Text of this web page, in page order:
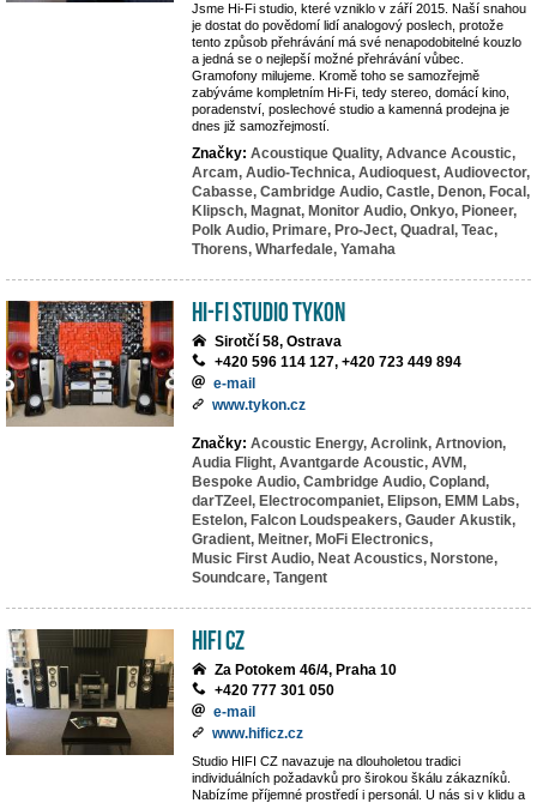
Jsme Hi-Fi studio, které vzniklo v září 2015. Naší snahou
je dostat do povědomí lidí analogový poslech, protože
tento způsob přehrávání má své nenapodobitelné kouzlo
a jedná se o nejlepší možné přehrávání vůbec.
Gramofony milujeme. Kromě toho se samozřejmě
zabýváme kompletním Hi-Fi, tedy stereo, domácí kino,
poradenství, poslechové studio a kamenná prodejna je
dnes již samozřejmostí.
Značky: Acoustique Quality, Advance Acoustic,
Arcam, Audio-Technica, Audioquest, Audiovector,
Cabasse, Cambridge Audio, Castle, Denon, Focal,
Klipsch, Magnat, Monitor Audio, Onkyo, Pioneer,
Polk Audio, Primare, Pro-Ject, Quadral, Teac,
Thorens, Wharfedale, Yamaha
HI-FI studio TYKON
Sirotčí 58, Ostrava
+420 596 114 127, +420 723 449 894
e-mail
www.tykon.cz
Značky: Acoustic Energy, Acrolink, Artnovion,
Audia Flight, Avantgarde Acoustic, AVM,
Bespoke Audio, Cambridge Audio, Copland,
darTZeel, Electrocompaniet, Elipson, EMM Labs,
Estelon, Falcon Loudspeakers, Gauder Akustik,
Gradient, Meitner, MoFi Electronics,
Music First Audio, Neat Acoustics, Norstone,
Soundcare, Tangent
HIFI CZ
Za Potokem 46/4, Praha 10
+420 777 301 050
e-mail
www.hificz.cz
Studio HIFI CZ navazuje na dlouholetou tradici
individuálních požadavků pro širokou škálu zákazníků.
Nabízíme příjemné prostředí i personál. U nás si v klidu a